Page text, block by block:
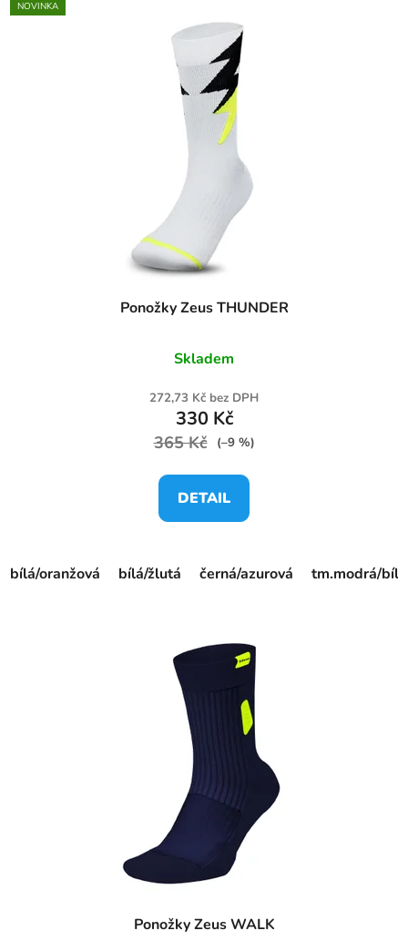
NOVINKA
Ponožky Zeus THUNDER
Skladem
272,73 Kč bez DPH
330 Kč
365 Kč (–9 %)
DETAIL
bílá/oranžová bílá/žlutá černá/azurová tm.modrá/bílá
Ponožky Zeus WALK